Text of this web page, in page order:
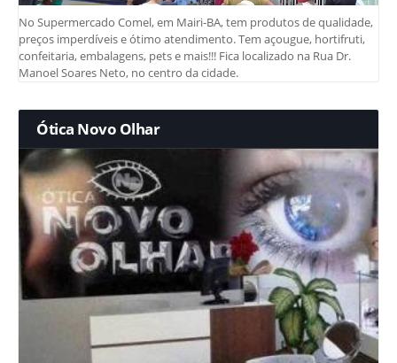
No Supermercado Comel, em Mairi-BA, tem produtos de qualidade,
preços imperdíveis e ótimo atendimento. Tem açougue, hortifruti,
confeitaria, embalagens, pets e mais!!! Fica localizado na Rua Dr.
Manoel Soares Neto, no centro da cidade.
Ótica Novo Olhar